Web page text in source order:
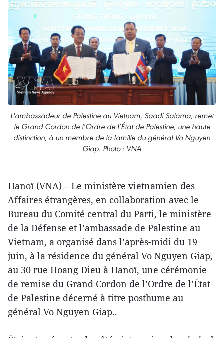
L'ambassadeur de Palestine au Vietnam, Saadi Salama, remet
le Grand Cordon de l’Ordre de l’État de Palestine, une haute
distinction, à un membre de la famille du général Vo Nguyen
Giap. Photo : VNA
Hanoï (VNA) – Le ministère vietnamien des
Affaires étrangères, en collaboration avec le
Bureau du Comité central du Parti, le ministère
de la Défense et l’ambassade de Palestine au
Vietnam, a organisé dans l’après-midi du 19
juin, à la résidence du général Vo Nguyen Giap,
au 30 rue Hoang Dieu à Hanoï, une cérémonie
de remise du Grand Cordon de l’Ordre de l’État
de Palestine décerné à titre posthume au
général Vo Nguyen Giap..